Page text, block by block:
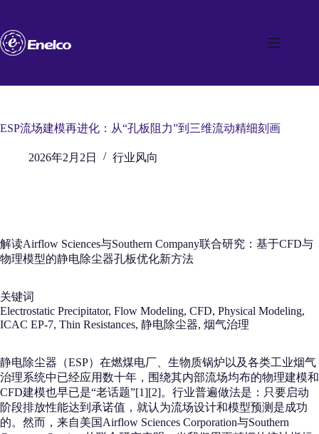
内
容
ESP流场建模再进化：从“孔板阻力”到三维流动精细刻画
2026年2月2日 行业风向
解读Airflow Sciences与Southern Company联合研究：基于CFD与
物理模型的静电除尘器孔板优化新方法
关键词
Electrostatic Precipitator, Flow Modeling, CFD, Physical Modeling,
ICAC EP-7, Thin Resistances, 静电除尘器, 烟气治理
静电除尘器（ESP）在燃煤电厂、生物质锅炉以及各类工业烟气
治理系统中已经应用数十年，围绕其内部流场均布的物理建模和
CFD建模也早已是“老话题”[1][2]。行业普遍做法是：只要启动
阶段排放性能达到承诺值，就认为流场设计和模型预测是成功
的。然而，来自美国Airflow Sciences Corporation与Southern